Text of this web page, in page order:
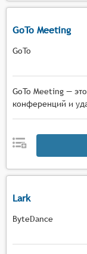
GoTo Meeting
GoTo
GoTo Meeting —
конференций и
Lark
ByteDance